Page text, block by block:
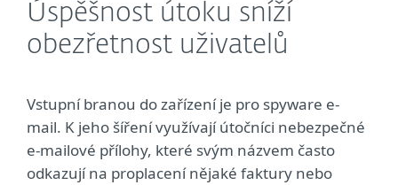
Úspěšnost útoku sníží
obezřetnost uživatelů
Vstupní branou do zařízení je pro spyware e-
mail. K jeho šíření využívají útočníci nebezpečné
e-mailové přílohy, které svým názvem často
odkazují na proplacení nějaké faktury nebo